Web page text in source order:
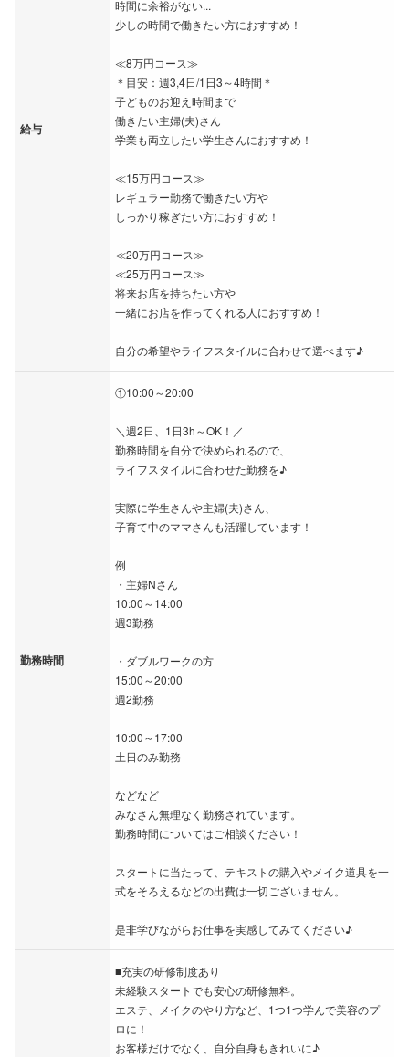
給与
時間に余裕がない...
少しの時間で働きたい方におすすめ！
≪8万円コース≫
＊目安：週3,4日/1日3～4時間＊
子どものお迎え時間まで
働きたい主婦(夫)さん
学業も両立したい学生さんにおすすめ！
≪15万円コース≫
レギュラー勤務で働きたい方や
しっかり稼ぎたい方におすすめ！
≪20万円コース≫
≪25万円コース≫
将来お店を持ちたい方や
一緒にお店を作ってくれる人におすすめ！
自分の希望やライフスタイルに合わせて選べます♪
勤務時間
①10:00～20:00
＼週2日、1日3h～OK！／
勤務時間を自分で決められるので、
ライフスタイルに合わせた勤務を♪
実際に学生さんや主婦(夫)さん、
子育て中のママさんも活躍しています！
例
・主婦Nさん
10:00～14:00
週3勤務
・ダブルワークの方
15:00～20:00
週2勤務
10:00～17:00
土日のみ勤務
などなど
みなさん無理なく勤務されています。
勤務時間についてはご相談ください！
スタートに当たって、テキストの購入やメイク道具を一
式をそろえるなどの出費は一切ございません。
是非学びながらお仕事を実感してみてください♪
■充実の研修制度あり
未経験スタートでも安心の研修無料。
エステ、メイクのやり方など、1つ1つ学んで美容のプ
ロに！
お客様だけでなく、自分自身もきれいに♪